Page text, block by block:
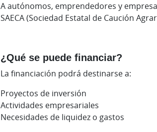
A autónomos, emprendedores y
SAECA (Sociedad Estatal de Caución
¿Qué se puede financiar?
La financiación podrá destinarse a:
Proyectos de inversión
Actividades empresariales
Necesidades de liquidez o gastos